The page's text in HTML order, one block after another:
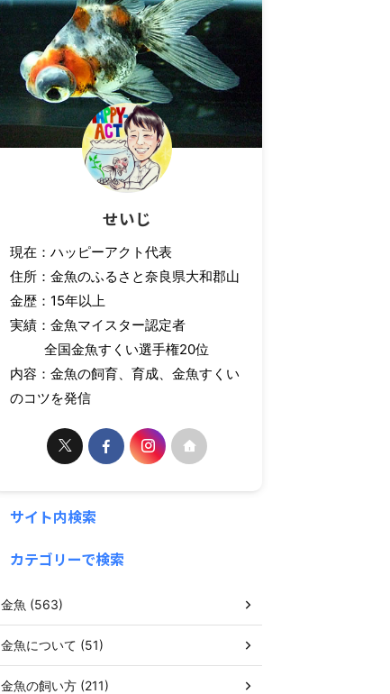
せいじ
現在：ハッピーアクト代表
住所：金魚のふるさと奈良県大和郡山
金歴：15年以上
実績：金魚マイスター認定者
全国金魚すくい選手権20位
内容：金魚の飼育、育成、金魚すくい
のコツを発信
サイト内検索
カテゴリーで検索
金魚 (563)
金魚について (51)
金魚の飼い方 (211)